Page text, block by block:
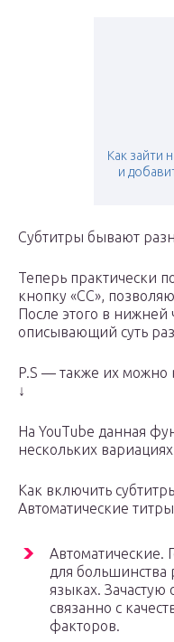
Как зайти
и
Субтитры бывают
Теперь практически
кнопку «СС»,
После этого в нижней
описывающий суть
P.S — также их можно
↓
На YouTube данная
нескольких
Как включить
Автоматические
Автоматические.
для большинства
языках.
связанно с
факторов.